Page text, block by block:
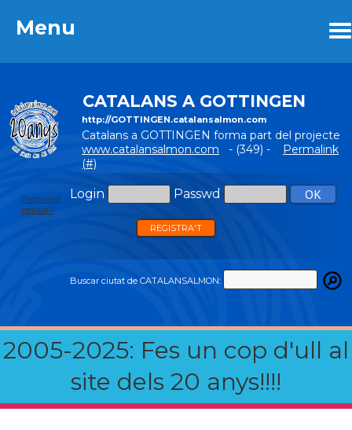
Menu
CATALANS A GOTTINGEN
http://GOTTINGEN.catalansalmon.com
Catalans a GOTTINGEN forma part del projecte
www.catalansalmon.com - (349) - Permalink
(#)
Login Passwd
Password
perdut?
REGISTRA'T
Buscar ciutat de CATALANSALMON:
2005-2025: Fes un cop d'ull al
site dels 20 anys!!!!
Menu